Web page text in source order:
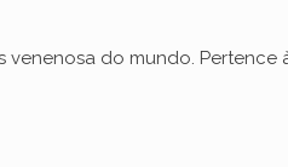
do mundo. Pertence